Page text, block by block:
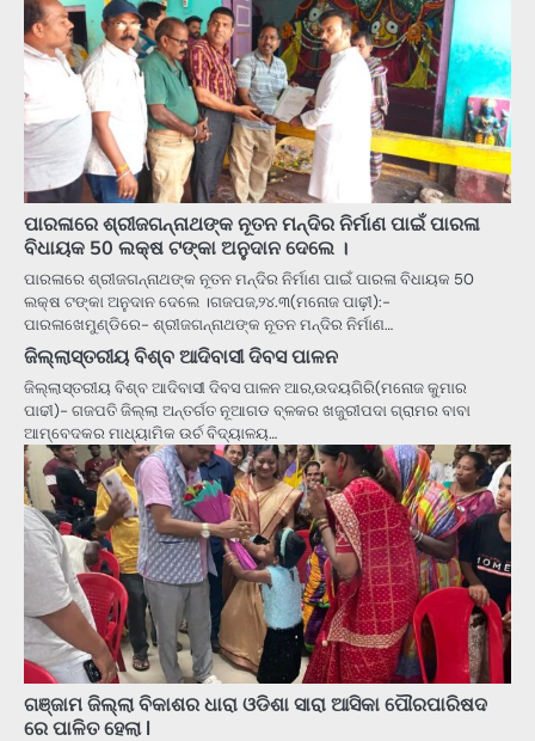
ପାରଳାରେ ଶ୍ରୀଜଗନ୍ନାଥଙ୍କ ନୂତନ ମନ୍ଦିର ନିର୍ମାଣ ପାଇଁ ପାରଳା
ବିଧାୟକ 50 ଲକ୍ଷ ଟଙ୍କା ଅନୁଦାନ ଦେଲେ ।
ପାରଳାରେ ଶ୍ରୀଜଗନ୍ନାଥଙ୍କ ନୂତନ ମନ୍ଦିର ନିର୍ମାଣ ପାଇଁ ପାରଳା ବିଧାୟକ 50
ଲକ୍ଷ ଟଙ୍କା ଅନୁଦାନ ଦେଲେ ।ଗଜପଜ,୨୪.୩(ମନୋଜ ପାଢ଼ୀ):-
ପାରଳାଖେମୁଣ୍ଡିରେ- ଶ୍ରୀଜଗନ୍ନାଥଙ୍କ ନୂତନ ମନ୍ଦିର ନିର୍ମାଣ…
ଜିଲ୍ଲାସ୍ତରୀୟ ବିଶ୍ବ ଆଦିବାସୀ ଦିବସ ପାଳନ
ଜିଲ୍ଲାସ୍ତରୀୟ ବିଶ୍ବ ଆଦିବାସୀ ଦିବସ ପାଳନ ଆର,ଉଦୟଗିରି(ମନୋଜ କୁମାର
ପାଢୀ)- ଗଜପତି ଜିଲ୍ଲା ଅନ୍ତର୍ଗତ ନୂଆଗଡ ବ୍ଳକର ଖଜୁରୀପଦା ଗ୍ରାମର ବାବା
ଆମ୍ବେଦକର ମାଧ୍ୟାମିକ ଉର୍ଚ ବିଦ୍ୟାଳୟ…
ଗଞ୍ଜାମ ଜିଲ୍ଲା ବିକାଶର ଧାରା ଓଡିଶା ସାରା ଆସିକା ପୌରପାରିଷଦ
ରେ ପାଳିତ ହେଲା l